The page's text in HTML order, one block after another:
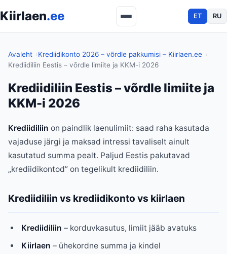
Kiirlaen.ee ET RU
Avaleht
Krediidikonto 2026 – võrdle pakkumisi – Kiirlaen.ee
Krediidiliin Eestis – võrdle limiite ja KKM-i 2026
Krediidiliin Eestis – võrdle limiite ja
KKM-i 2026
Krediidiliin on paindlik laenulimiit: saad raha kasutada
vajaduse järgi ja maksad intressi tavaliselt ainult
kasutatud summa pealt. Paljud Eestis pakutavad
„krediidikontod” on tegelikult krediidiliin.
Krediidiliin vs krediidikonto vs kiirlaen
Krediidiliin – korduvkasutus, limiit jääb avatuks
Kiirlaen – ühekordne summa ja kindel